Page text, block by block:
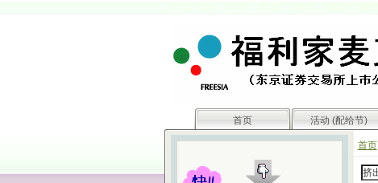
首页 活动 (配给节)
首页